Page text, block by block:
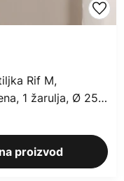
Rif M,
1 žarulja, Ø 25
proizvod